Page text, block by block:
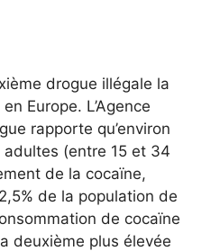
drogue illégale la
Europe. L’Agence
rapporte qu’environ
(entre 15 et 34
de la cocaïne,
de la population de
de cocaïne
deuxième plus élevée